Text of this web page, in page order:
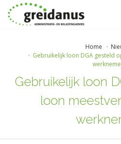
Home
Gebruikelijk loon DGA gesteld
Gebruikelijk loon
loon